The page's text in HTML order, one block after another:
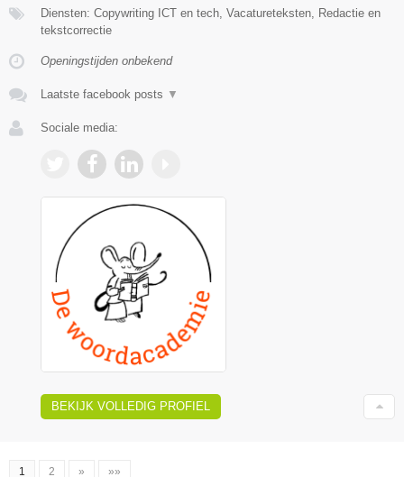
Diensten: Copywriting ICT en tech, Vacatureteksten, Redactie en
tekstcorrectie
Openingstijden onbekend
Laatste facebook posts ▼
Sociale media:
BEKIJK VOLLEDIG PROFIEL
1 2 » »»